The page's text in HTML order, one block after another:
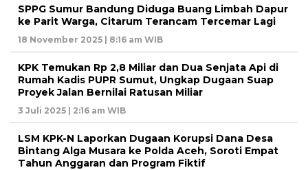
SPPG Sumur Bandung Diduga Buang Limbah Dapur
ke Parit Warga, Citarum Terancam Tercemar Lagi
18 November 2025 | 8:16 am WIB
KPK Temukan Rp 2,8 Miliar dan Dua Senjata Api di
Rumah Kadis PUPR Sumut, Ungkap Dugaan Suap
Proyek Jalan Bernilai Ratusan Miliar
3 Juli 2025 | 2:16 am WIB
LSM KPK-N Laporkan Dugaan Korupsi Dana Desa
Bintang Alga Musara ke Polda Aceh, Soroti Empat
Tahun Anggaran dan Program Fiktif